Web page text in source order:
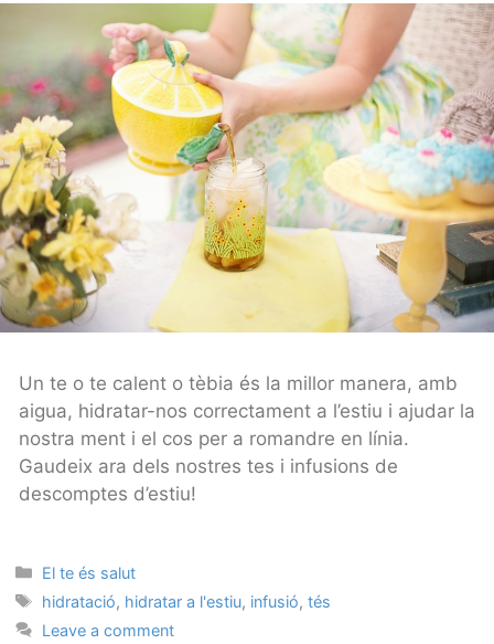
Un te o te calent o tèbia és la millor manera, amb
aigua, hidratar-nos correctament a l’estiu i ajudar la
nostra ment i el cos per a romandre en línia.
Gaudeix ara dels nostres tes i infusions de
descomptes d’estiu!
Categories
El te és salut
Tags
hidratació, hidratar a l'estiu, infusió, tés
Leave a comment